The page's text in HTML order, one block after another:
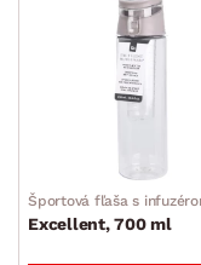
Športová fľaša s
Excellent, 700 ml